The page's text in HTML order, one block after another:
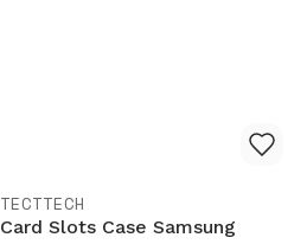
TECTTECH
Card Slots Case Samsung